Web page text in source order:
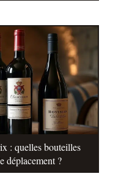
: quelles bouteilles
déplacement ?